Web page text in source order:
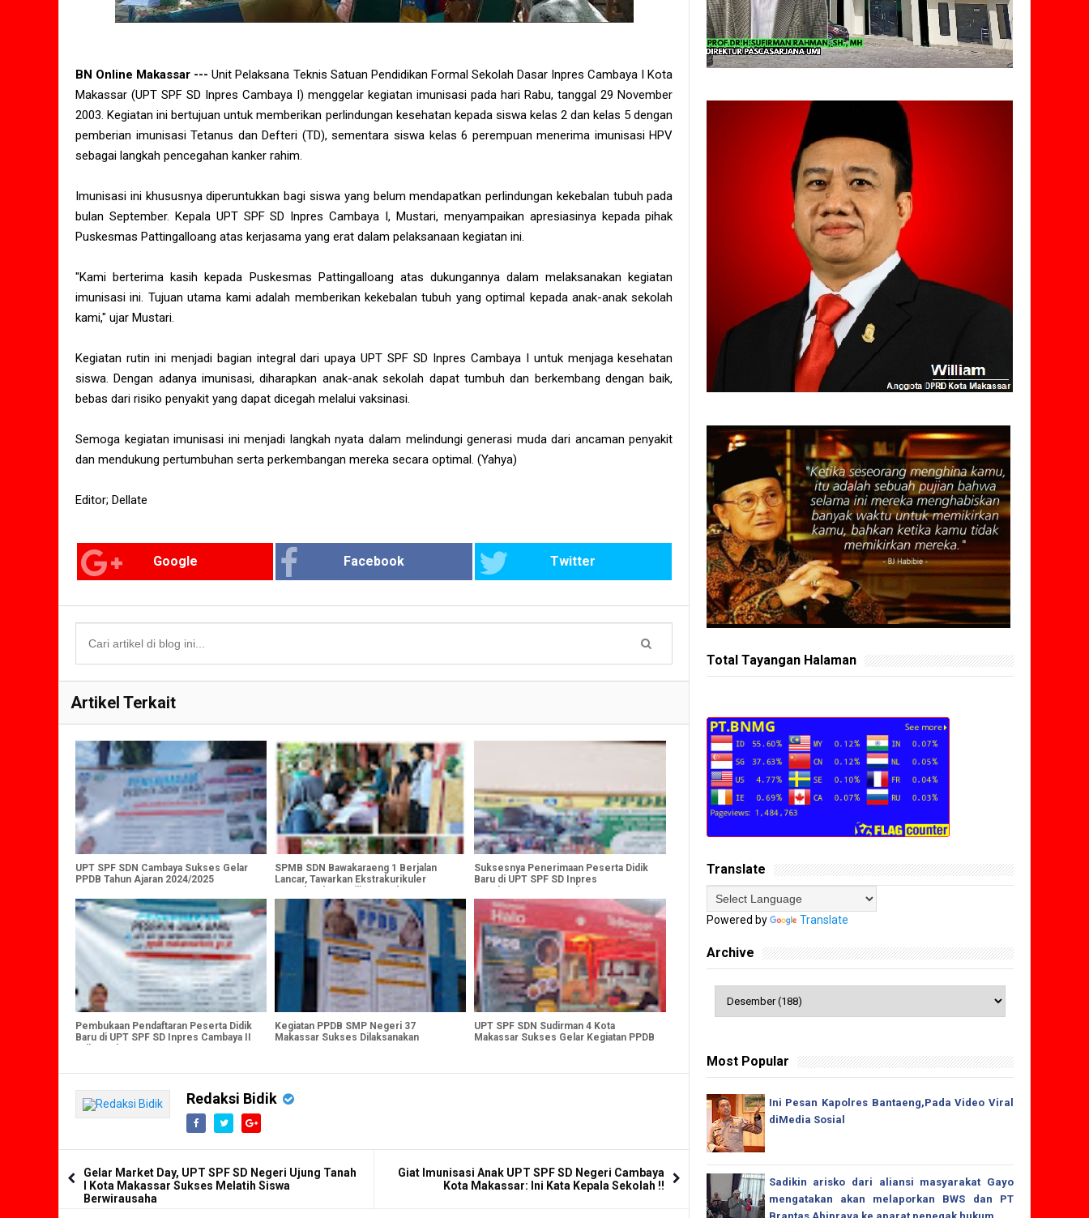
BN Online Makassar ---Unit Pelaksana Teknis Satuan Pendidikan Formal Sekolah Dasar Inpres Cambaya I Kota
Makassar (UPT SPF SD Inpres Cambaya I) menggelar kegiatan imunisasi pada hari Rabu, tanggal 29 November
2003. Kegiatan ini bertujuan untuk memberikan perlindungan kesehatan kepada siswa kelas 2 dan kelas 5 dengan
pemberian imunisasi Tetanus dan Defteri (TD), sementara siswa kelas 6 perempuan menerima imunisasi HPV
sebagai langkah pencegahan kanker rahim.
Imunisasi ini khususnya diperuntukkan bagi siswa yang belum mendapatkan perlindungan kekebalan tubuh pada
bulan September. Kepala UPT SPF SD Inpres Cambaya I, Mustari, menyampaikan apresiasinya kepada pihak
Puskesmas Pattingalloang atas kerjasama yang erat dalam pelaksanaan kegiatan ini.
"Kami berterima kasih kepada Puskesmas Pattingalloang atas dukungannya dalam melaksanakan kegiatan
imunisasi ini. Tujuan utama kami adalah memberikan kekebalan tubuh yang optimal kepada anak-anak sekolah
kami," ujar Mustari.
Kegiatan rutin ini menjadi bagian integral dari upaya UPT SPF SD Inpres Cambaya I untuk menjaga kesehatan
siswa. Dengan adanya imunisasi, diharapkan anak-anak sekolah dapat tumbuh dan berkembang dengan baik,
bebas dari risiko penyakit yang dapat dicegah melalui vaksinasi.
Semoga kegiatan imunisasi ini menjadi langkah nyata dalam melindungi generasi muda dari ancaman penyakit
dan mendukung pertumbuhan serta perkembangan mereka secara optimal. (Yahya)
Editor; Dellate
Google Facebook Twitter
Artikel Terkait
UPT SPF SDN Cambaya Sukses Gelar
PPDB Tahun Ajaran 2024/2025
SPMB SDN Bawakaraeng 1 Berjalan
Lancar, Tawarkan Ekstrakurikuler
Suksesnya Penerimaan Peserta Didik
Baru di UPT SPF SD Inpres
Pembukaan Pendaftaran Peserta Didik
Baru di UPT SPF SD Inpres Cambaya II
Kegiatan PPDB SMP Negeri 37
Makassar Sukses Dilaksanakan
UPT SPF SDN Sudirman 4 Kota
Makassar Sukses Gelar Kegiatan PPDB
Redaksi Bidik
Gelar Market Day, UPT SPF SD Negeri Ujung Tanah
I Kota Makassar Sukses Melatih Siswa
Berwirausaha
Giat Imunisasi Anak UPT SPF SD Negeri Cambaya
Kota Makassar: Ini Kata Kepala Sekolah !!
Total Tayangan Halaman
Translate
Powered by Translate
Archive
Most Popular
Ini Pesan Kapolres Bantaeng,Pada Video Viral
diMedia Sosial
Sadikin arisko dari aliansi masyarakat Gayo
mengatakan akan melaporkan BWS dan PT